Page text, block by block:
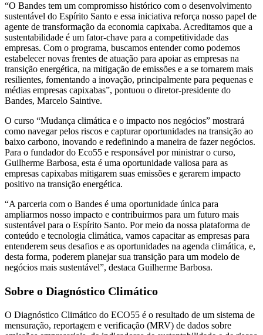
“O Bandes tem um compromisso histórico com o desenvolvimento
sustentável do Espírito Santo e essa iniciativa reforça nosso papel de
agente de transformação da economia capixaba. Acreditamos que a
sustentabilidade é um fator-chave para a competitividade das
empresas. Com o programa, buscamos entender como podemos
estabelecer novas frentes de atuação para apoiar as empresas na
transição energética, na mitigação de emissões e a se tornarem mais
resilientes, fomentando a inovação, principalmente para pequenas e
médias empresas capixabas”, pontuou o diretor-presidente do
Bandes, Marcelo Saintive.
O curso “Mudança climática e o impacto nos negócios” mostrará
como navegar pelos riscos e capturar oportunidades na transição ao
baixo carbono, inovando e redefinindo a maneira de fazer negócios.
Para o fundador do Eco55 e responsável por ministrar o curso,
Guilherme Barbosa, esta é uma oportunidade valiosa para as
empresas capixabas mitigarem suas emissões e gerarem impacto
positivo na transição energética.
“A parceria com o Bandes é uma oportunidade única para
ampliarmos nosso impacto e contribuirmos para um futuro mais
sustentável para o Espírito Santo. Por meio da nossa plataforma de
conteúdo e tecnologia climática, vamos capacitar as empresas para
entenderem seus desafios e as oportunidades na agenda climática, e,
desta forma, poderem planejar sua transição para um modelo de
negócios mais sustentável”, destaca Guilherme Barbosa.
Sobre o Diagnóstico Climático
O Diagnóstico Climático do ECO55 é o resultado de um sistema de
mensuração, reportagem e verificação (MRV) de dados sobre